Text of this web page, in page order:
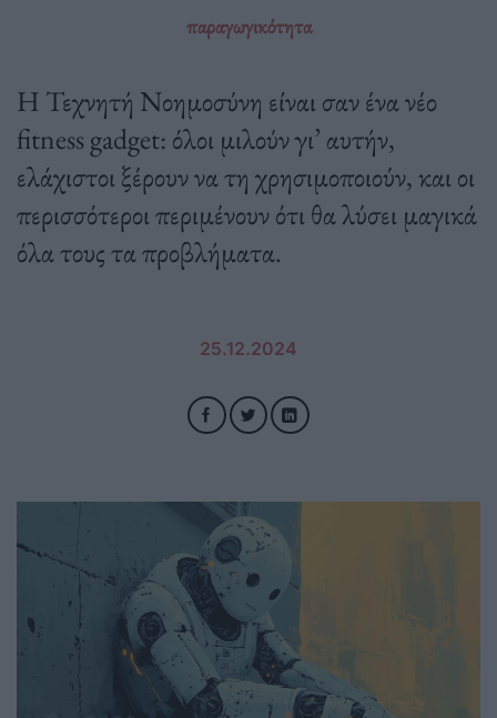
παραγωγικότητα
Η Τεχνητή Νοημοσύνη είναι σαν ένα νέο
fitness gadget: όλοι μιλούν γι’ αυτήν,
ελάχιστοι ξέρουν να τη χρησιμοποιούν, και οι
περισσότεροι περιμένουν ότι θα λύσει μαγικά
όλα τους τα προβλήματα.
25.12.2024